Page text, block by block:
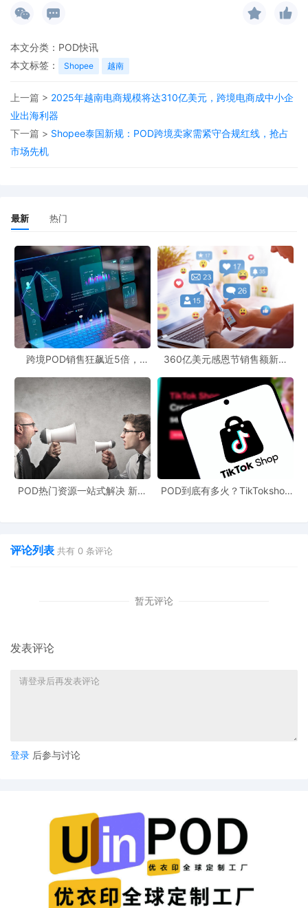
述条件，固定费用就会在每个订单中直接扣除，而卖家的销售收益
对于POD（Print-on-Demand，按需印刷）跨境官网的卖家而言，
POD电商平台对接的卖家需要重新评估成本结构，在与Shopee平台
的合作中，合理规划产品定价，以应对固定费用的变化。同时，
POD文案创作也可以根据这一政策调整，突出产品的价值与优势，
用的更新，无疑是给卖家们敲响了警钟，只有不断适应市场变化，
才能在跨境电商的浪潮中站稳脚跟。
本文分类： POD快讯
本文标签：
Shopee 越南
上一篇 > 2025年越南电商规模将达310亿美元，跨境电商成中小企
业出海利器
下一篇 > Shopee泰国新规：POD跨境卖家需紧守合规红线，抢占
市场先机
最新 热门
跨境POD销售狂飙近5倍，
360亿美元感恩节销售额新纪
新风潮！
POD热门资源一站式解决 新手
POD到底有多火？TikTokshop
评论列表 共有 0 条评论
暂无评论
发表评论
登录 后参与讨论